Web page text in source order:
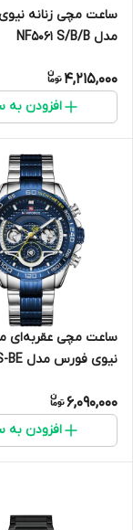
ساعت مچی زنانه
مدل NF5061 S/B/B
4,215,000
افزودن به
ساعت مچی عقربه‌ای
نیوی فورس مدل NF9185-S-BE
6,090,000
افزودن به